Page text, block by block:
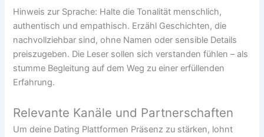
Hinweis zur Sprache: Halte die Tonalität menschlich,
authentisch und empathisch. Erzähl Geschichten, die
nachvollziehbar sind, ohne Namen oder sensible Details
preiszugeben. Die Leser sollen sich verstanden fühlen – als
stumme Begleitung auf dem Weg zu einer erfüllenden
Erfahrung.
Relevante Kanäle und Partnerschaften
Um deine Dating Plattformen Präsenz zu stärken, lohnt